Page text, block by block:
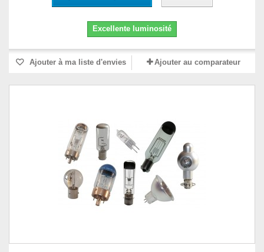
Excellente luminosité
Ajouter à ma liste d'envies Ajouter au comparateur